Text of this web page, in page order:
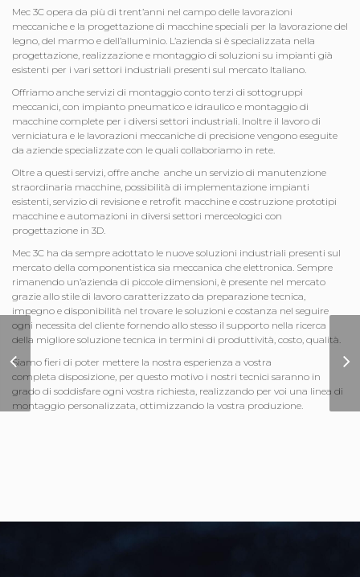
Mec 3C opera da più di trent’anni nel campo delle lavorazioni
meccaniche e la progettazione di macchine speciali per la lavorazione del
legno, del marmo e dell’alluminio. L’azienda si è specializzata nella
progettazione, realizzazione e montaggio di soluzioni su impianti già
esistenti per i vari settori industriali presenti sul mercato Italiano.
Offriamo anche servizi di montaggio conto terzi di sottogruppi
meccanici, con impianto pneumatico e idraulico e montaggio di
macchine complete per i diversi settori industriali. Inoltre il lavoro di
verniciatura e le lavorazioni meccaniche di precisione vengono eseguite
da aziende specializzate con le quali collaboriamo in rete.
Oltre a questi servizi, offre anche anche un servizio di manutenzione
straordinaria macchine, possibilità di implementazione impianti
esistenti, servizio di revisione e retrofit macchine e costruzione prototipi
macchine e automazioni in diversi settori merceologici con
progettazione in 3D.
Mec 3C ha da sempre adottato le nuove soluzioni industriali presenti sul
mercato della componentistica sia meccanica che elettronica. Sempre
rimanendo un’azienda di piccole dimensioni, è presente nel mercato
grazie allo stile di lavoro caratterizzato da preparazione tecnica,
impegno e disponibilità nel trovare le soluzioni e costanza nel seguire
ogni necessita del cliente fornendo allo stesso il supporto nella ricerca
della migliore soluzione tecnica in termini di produttività, costo, qualità.
Siamo fieri di poter mettere la nostra esperienza a vostra
completa disposizione, per questo motivo i nostri tecnici saranno in
grado di soddisfare ogni vostra richiesta, realizzando per voi una linea di
montaggio personalizzata, ottimizzando la vostra produzione.
Mazzaggio